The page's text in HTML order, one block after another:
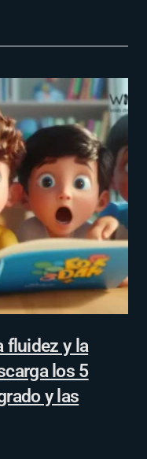
fluidez y la
los 5
y las